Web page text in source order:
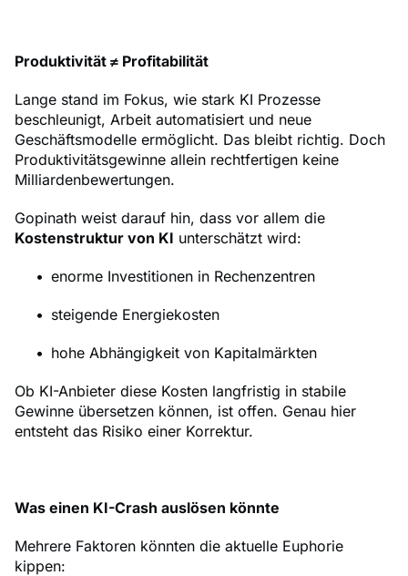
Produktivität ≠ Profitabilität
Lange stand im Fokus, wie stark KI Prozesse
beschleunigt, Arbeit automatisiert und neue
Geschäftsmodelle ermöglicht. Das bleibt richtig. Doch
Produktivitätsgewinne allein rechtfertigen keine
Milliardenbewertungen.
Gopinath weist darauf hin, dass vor allem die
Kostenstruktur von KI unterschätzt wird:
enorme Investitionen in Rechenzentren
steigende Energiekosten
hohe Abhängigkeit von Kapitalmärkten
Ob KI-Anbieter diese Kosten langfristig in stabile
Gewinne übersetzen können, ist offen. Genau hier
entsteht das Risiko einer Korrektur.
Was einen KI-Crash auslösen könnte
Mehrere Faktoren könnten die aktuelle Euphorie
kippen: